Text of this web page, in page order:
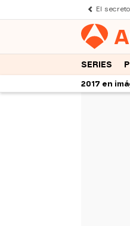
El secreto
SERIES
2017 en